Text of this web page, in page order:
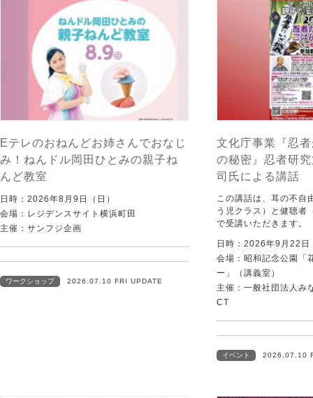
Eテレのおねんどお姉さんでおなじ
み！ねんドル岡田ひとみの親子ね
んど教室
日時：2026年8月9日（日）
会場：レジデンスサイト横浜町田
主催：サンフジ企画
ワークショップ 2026.07.10 FRI UPDATE
文化庁事業『忍
の秘密』忍者研
司氏による講話
この講話は、耳の不自
う児クラス）と健聴者
で受講いただきます。
日時：2026年9月22日
会場：昭和記念公園「
ー」（講義室）
主催：一般社団法人み
CT
イベント 2026.07.10